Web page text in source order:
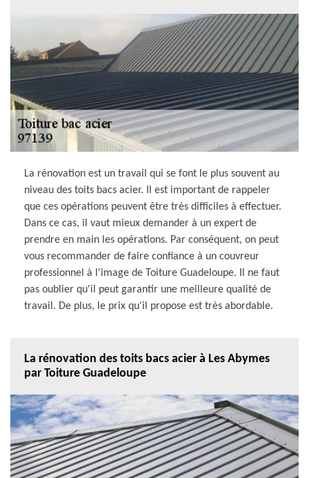
La rénovation est un travail qui se font le plus souvent au
niveau des toits bacs acier. Il est important de rappeler
que ces opérations peuvent être très difficiles à effectuer.
Dans ce cas, il vaut mieux demander à un expert de
prendre en main les opérations. Par conséquent, on peut
vous recommander de faire confiance à un couvreur
professionnel à l'image de Toiture Guadeloupe. Il ne faut
pas oublier qu'il peut garantir une meilleure qualité de
travail. De plus, le prix qu'il propose est très abordable.
La rénovation des toits bacs acier à Les Abymes
par Toiture Guadeloupe